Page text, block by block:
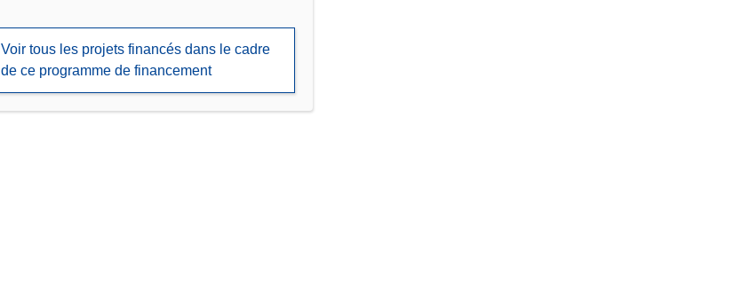
Voir tous les projets financés dans le cadre
de ce programme de financement